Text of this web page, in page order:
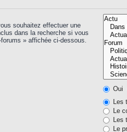
souhaitez effectuer une
dans la recherche si vous
» affichée ci-dessous.
Oui
Les
Le
Les
Le